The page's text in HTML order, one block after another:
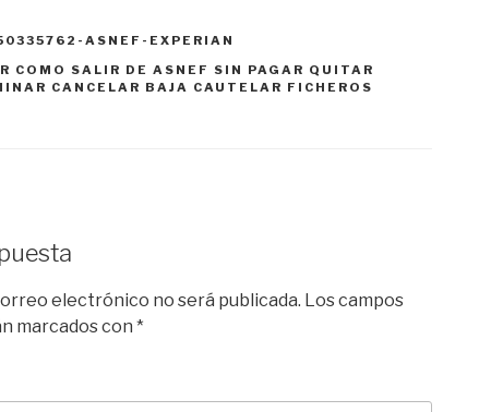
ASNEF-EXPERIAN
COMO SALIR DE ASNEF SIN PAGAR QUITAR
CANCELAR BAJA CAUTELAR FICHEROS
electrónico no será publicada. Los campos
marcados con *